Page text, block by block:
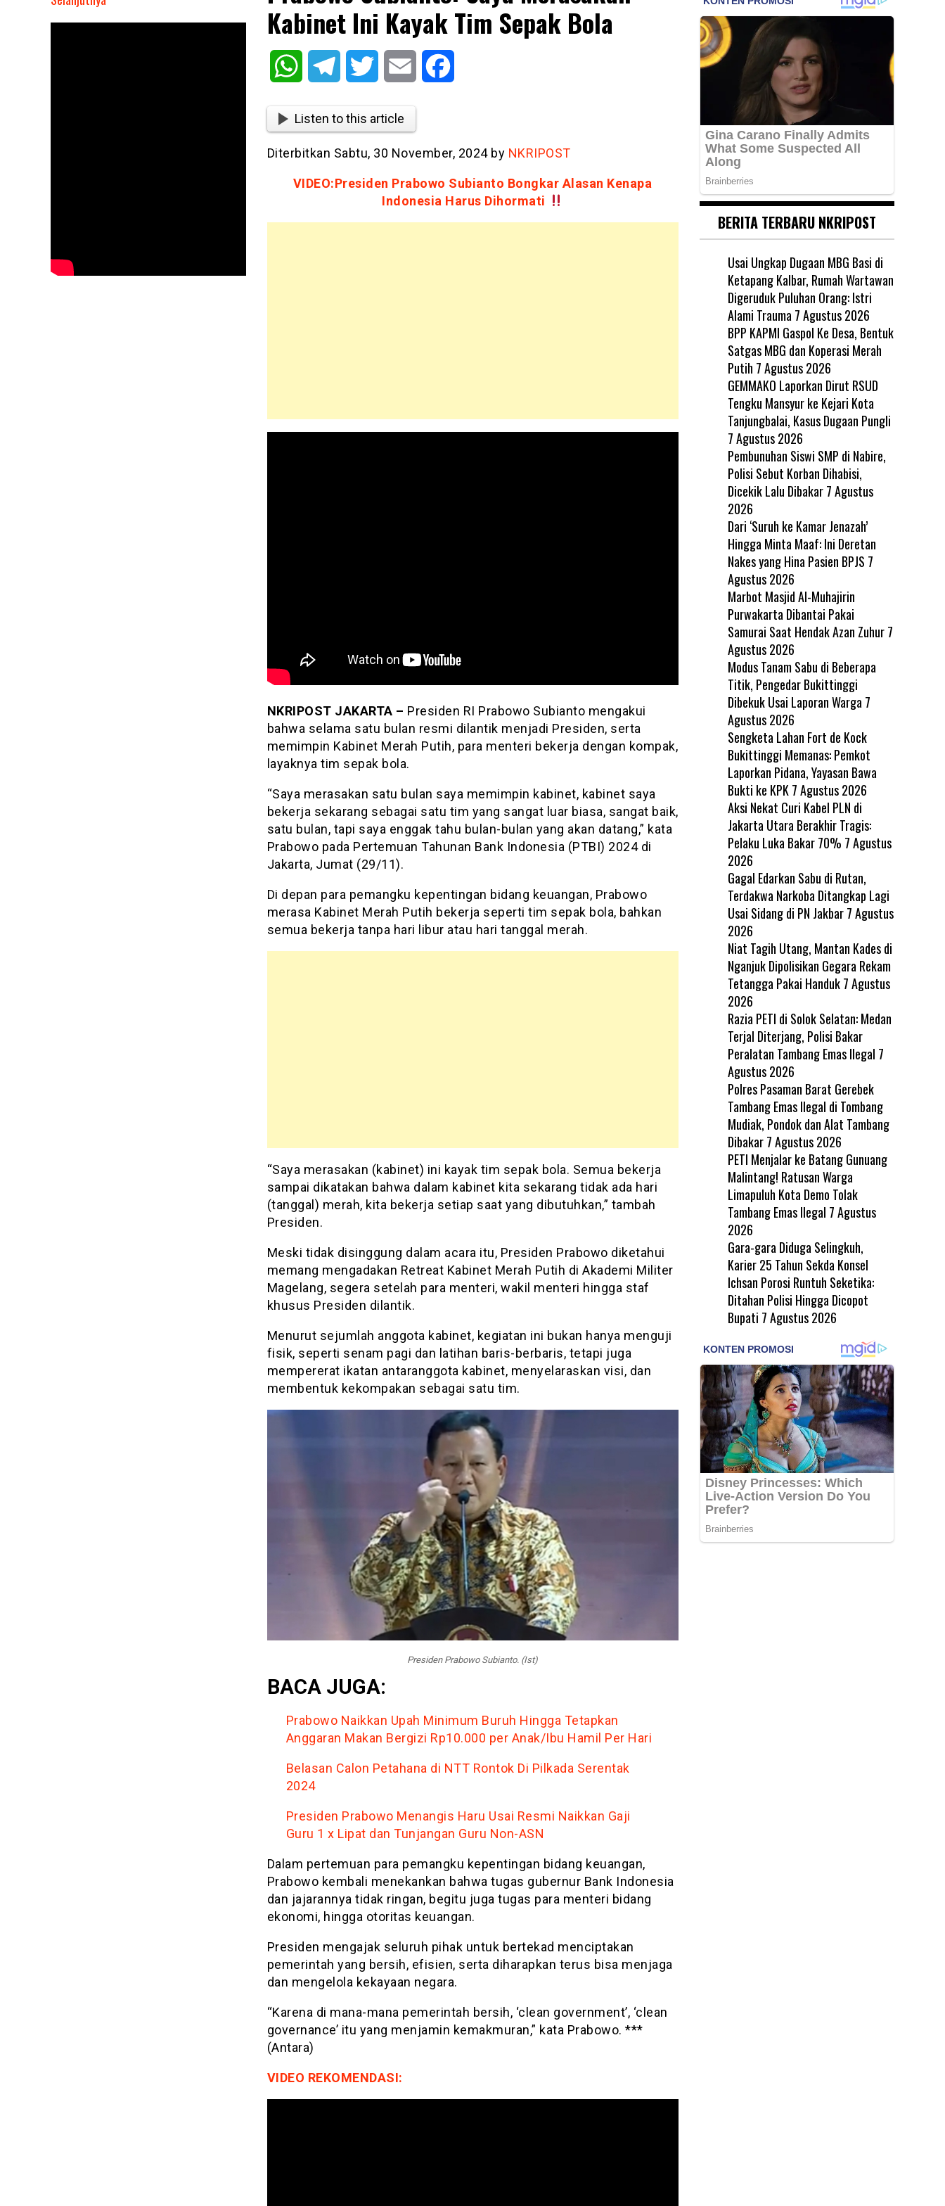
Kabinet Ini Kayak Tim Sepak Bola
WhatsAppTelegram Twitter Email
Listen to this article
Diterbitkan Sabtu, 30 November, 2024 by NKRIPOST
VIDEO:Presiden Prabowo Subianto Bongkar Alasan Kenapa
Indonesia Harus Dihormati
NKRIPOST JAKARTA – Presiden RI Prabowo Subianto mengakui
bahwa selama satu bulan resmi dilantik menjadi Presiden, serta
memimpin Kabinet Merah Putih, para menteri bekerja dengan kompak,
layaknya tim sepak bola.
“Saya merasakan satu bulan saya memimpin kabinet, kabinet saya
bekerja sekarang sebagai satu tim yang sangat luar biasa, sangat baik,
satu bulan, tapi saya enggak tahu bulan-bulan yang akan datang,” kata
Prabowo pada Pertemuan Tahunan Bank Indonesia (PTBI) 2024 di
Jakarta, Jumat (29/11).
Di depan para pemangku kepentingan bidang keuangan, Prabowo
merasa Kabinet Merah Putih bekerja seperti tim sepak bola, bahkan
semua bekerja tanpa hari libur atau hari tanggal merah.
“Saya merasakan (kabinet) ini kayak tim sepak bola. Semua bekerja
sampai dikatakan bahwa dalam kabinet kita sekarang tidak ada hari
(tanggal) merah, kita bekerja setiap saat yang dibutuhkan,” tambah
Presiden.
Meski tidak disinggung dalam acara itu, Presiden Prabowo diketahui
memang mengadakan Retreat Kabinet Merah Putih di Akademi Militer
Magelang, segera setelah para menteri, wakil menteri hingga staf
khusus Presiden dilantik.
Menurut sejumlah anggota kabinet, kegiatan ini bukan hanya menguji
fisik, seperti senam pagi dan latihan baris-berbaris, tetapi juga
mempererat ikatan antaranggota kabinet, menyelaraskan visi, dan
membentuk kekompakan sebagai satu tim.
Presiden Prabowo Subianto. (Ist)
BACA JUGA:
Prabowo Naikkan Upah Minimum Buruh Hingga Tetapkan
Anggaran Makan Bergizi Rp10.000 per Anak/Ibu Hamil Per Hari
Belasan Calon Petahana di NTT Rontok Di Pilkada Serentak
2024
Presiden Prabowo Menangis Haru Usai Resmi Naikkan Gaji
Guru 1 x Lipat dan Tunjangan Guru Non-ASN
Dalam pertemuan para pemangku kepentingan bidang keuangan,
Prabowo kembali menekankan bahwa tugas gubernur Bank Indonesia
dan jajarannya tidak ringan, begitu juga tugas para menteri bidang
ekonomi, hingga otoritas keuangan.
Presiden mengajak seluruh pihak untuk bertekad menciptakan
pemerintah yang bersih, efisien, serta diharapkan terus bisa menjaga
dan mengelola kekayaan negara.
“Karena di mana-mana pemerintah bersih, ‘clean government’, ‘clean
governance’ itu yang menjamin kemakmuran,” kata Prabowo. ***
(Antara)
VIDEO REKOMENDASI:
BERITA TERBARU NKRIPOST
Usai Ungkap Dugaan MBG Basi di
Ketapang Kalbar, Rumah Wartawan
Digeruduk Puluhan Orang: Istri
Alami Trauma 7 Agustus 2026
BPP KAPMI Gaspol Ke Desa, Bentuk
Satgas MBG dan Koperasi Merah
Putih 7 Agustus 2026
GEMMAKO Laporkan Dirut RSUD
Tengku Mansyur ke Kejari Kota
Tanjungbalai, Kasus Dugaan Pungli
7 Agustus 2026
Pembunuhan Siswi SMP di Nabire,
Polisi Sebut Korban Dihabisi,
Dicekik Lalu Dibakar 7 Agustus
2026
Dari ‘Suruh ke Kamar Jenazah’
Hingga Minta Maaf: Ini Deretan
Nakes yang Hina Pasien BPJS 7
Agustus 2026
Marbot Masjid Al-Muhajirin
Purwakarta Dibantai Pakai
Samurai Saat Hendak Azan Zuhur 7
Agustus 2026
Modus Tanam Sabu di Beberapa
Titik, Pengedar Bukittinggi
Dibekuk Usai Laporan Warga 7
Agustus 2026
Sengketa Lahan Fort de Kock
Bukittinggi Memanas: Pemkot
Laporkan Pidana, Yayasan Bawa
Bukti ke KPK 7 Agustus 2026
Aksi Nekat Curi Kabel PLN di
Jakarta Utara Berakhir Tragis:
Pelaku Luka Bakar 70% 7 Agustus
2026
Gagal Edarkan Sabu di Rutan,
Terdakwa Narkoba Ditangkap Lagi
Usai Sidang di PN Jakbar 7 Agustus
2026
Niat Tagih Utang, Mantan Kades di
Nganjuk Dipolisikan Gegara Rekam
Tetangga Pakai Handuk 7 Agustus
2026
Razia PETI di Solok Selatan: Medan
Terjal Diterjang, Polisi Bakar
Peralatan Tambang Emas Ilegal 7
Agustus 2026
Polres Pasaman Barat Gerebek
Tambang Emas Ilegal di Tombang
Mudiak, Pondok dan Alat Tambang
Dibakar 7 Agustus 2026
PETI Menjalar ke Batang Gunuang
Malintang! Ratusan Warga
Limapuluh Kota Demo Tolak
Tambang Emas Ilegal 7 Agustus
2026
Gara-gara Diduga Selingkuh,
Karier 25 Tahun Sekda Konsel
Ichsan Porosi Runtuh Seketika:
Ditahan Polisi Hingga Dicopot
Bupati 7 Agustus 2026